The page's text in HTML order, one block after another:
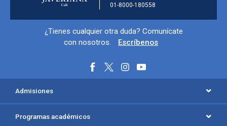
01-8000-180558
Información y redes sociales
¿Tienes cualquier otra duda? Comunícate
con nosotros.
Escríbenos
Menú principal del footer
Admisiones
Programas académicos